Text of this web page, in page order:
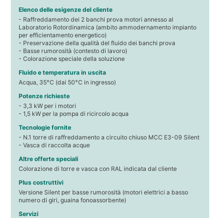
Elenco delle esigenze del cliente
- Raffreddamento dei 2 banchi prova motori annesso al
Laboratorio Rotordinamica (ambito ammodernamento impianto
per efficientamento energetico)
- Preservazione della qualità del fluido dei banchi prova
- Basse rumorosità (contesto di lavoro)
- Colorazione speciale della soluzione
Fluido e temperatura in uscita
Acqua, 35°C (dai 50°C in ingresso)
Potenze richieste
- 3,3 kW per i motori
- 1,5 kW per la pompa di ricircolo acqua
Tecnologie fornite
- N.1 torre di raffreddamento a circuito chiuso MCC E3-09 Silent
- Vasca di raccolta acque
Altre offerte speciali
Colorazione di torre e vasca con RAL indicata dal cliente
Plus costruttivi
Versione Silent per basse rumorosità (motori elettrici a basso
numero di giri, guaina fonoassorbente)
Servizi